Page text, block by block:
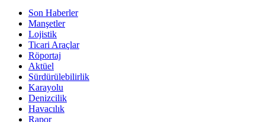
Son Haberler
Manşetler
Lojistik
Ticari Araçlar
Röportaj
Aktüel
Sürdürülebilirlik
Karayolu
Denizcilik
Havacılık
Rapor